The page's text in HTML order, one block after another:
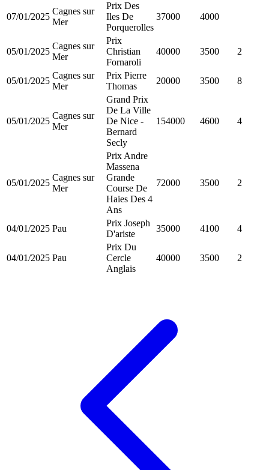
07/01/2025
Cagnes sur
Mer
Prix Des
Iles De
Porquerolles
37000 4000
05/01/2025
Cagnes sur
Mer
Prix
Christian
Fornaroli
40000 3500 2
05/01/2025
Cagnes sur
Mer
Prix Pierre
Thomas
20000 3500 8
05/01/2025
Cagnes sur
Mer
Grand Prix
De La Ville
De Nice -
Bernard
Secly
154000 4600 4
05/01/2025
Cagnes sur
Mer
Prix Andre
Massena
Grande
Course De
Haies Des 4
Ans
72000 3500 2
04/01/2025 Pau
Prix Joseph
D'ariste
35000 4100 4
04/01/2025 Pau
Prix Du
Cercle
Anglais
40000 3500 2